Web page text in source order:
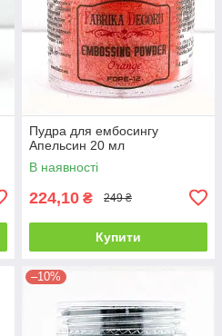
Пудра для ембосингу
Апельсин 20 мл
В наявності
224,10 ₴ 249 ₴
Купити
–10%